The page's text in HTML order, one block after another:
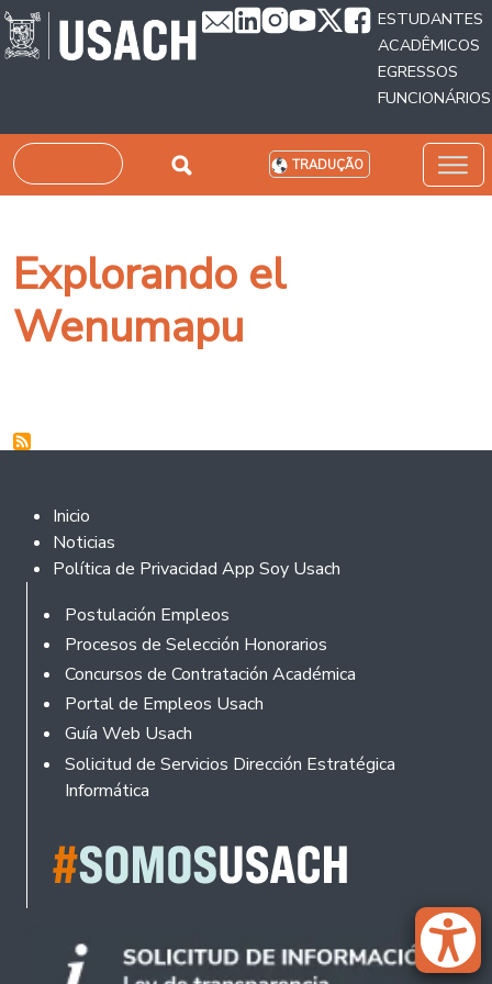
Passar para o conteúdo principal
ESTUDANTES
ACADÊMICOS
EGRESSOS
FUNCIONÁRIOS
Pesquisar TRADUÇÃO
Explorando el
Wenumapu
Footer 2
Inicio
Noticias
Política de Privacidad App Soy Usach
Rodapé
Postulación Empleos
Procesos de Selección Honorarios
Concursos de Contratación Académica
Portal de Empleos Usach
Guía Web Usach
Solicitud de Servicios Dirección Estratégica
Informática